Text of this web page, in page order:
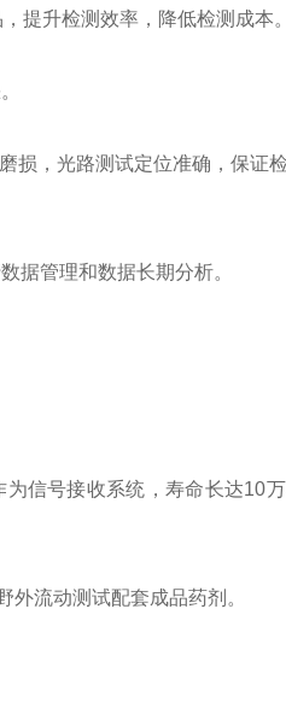
升检测效率，降低检测成本。
，光路测试定位准确，保证
管理和数据长期分析。
信号接收系统，寿命长达10
流动测试配套成品药剂。